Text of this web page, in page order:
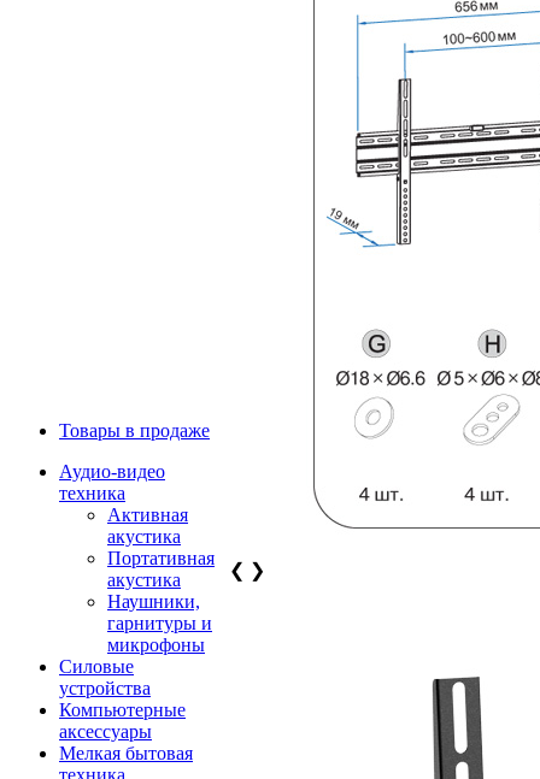
Товары в продаже
Аудио-видео
техника
Активная
акустика
Портативная
акустика
Наушники,
гарнитуры и
микрофоны
Силовые
устройства
Компьютерные
аксессуары
Мелкая бытовая
техника
❮ ❯